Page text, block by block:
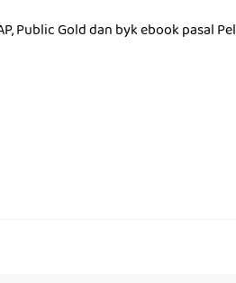
Public Gold dan byk ebook pasal